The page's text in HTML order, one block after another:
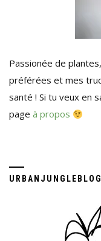
Passionée de
préférées et mes
santé ! Si tu veux en
page à propos